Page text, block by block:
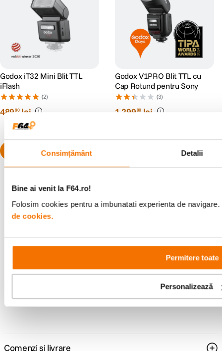
Consimțământ Detalii
Bine ai venit la F64.ro!
Folosim cookies pentru a imbunatati experienta de
de cookies.
Permitere toate
Personalizează
Godox iT32 Mini Blit TTL
iFlash
(2)
48990 lei
Godox V1PRO Blit TTL cu
Cap Rotund pentru Sony
(3)
1 .29990 lei
Alatura-te comunitatii creatorilor
ghiduri foto-video si oferte pregatite special
pentru tine.
specializata
Livrare gratuita
499lei
Comenzi si livrare